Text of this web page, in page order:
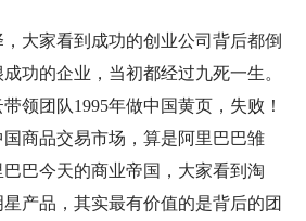
大家看到成功的创业公司背后都倒
功的企业，当初都经过九死一生。
领团队1995年做中国黄页，失败！
商品交易市场，算是阿里巴巴雏
巴今天的商业帝国，大家看到淘
产品，其实最有价值的是背后的团